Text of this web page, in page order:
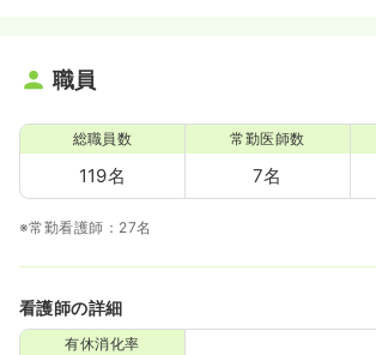
職員
総職員数
119名
常勤医師数
7名
※常勤看護師：27名
看護師の詳細
有休消化率